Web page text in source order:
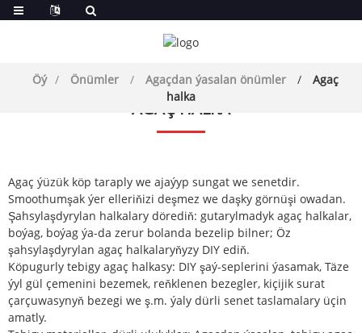
Öý Önümler Agaçdan ýasalan önümler
Agaç
halka
AGAÇ HALKA
Agaç ýüzük köp taraply we ajaýyp sungat we senetdir.
Smoothumşak ýer elleriňizi deşmez we daşky görnüşi owadan.
Şahsylaşdyrylan halkalary dörediň: gutarylmadyk agaç halkalar,
boýag, boýag ýa-da zerur bolanda bezelip bilner; Öz
şahsylaşdyrylan agaç halkalaryňyzy DIY ediň.
Köpugurly tebigy agaç halkasy: DIY şaý-seplerini ýasamak, Täze
ýyl gül çemenini bezemek, reňklenen bezegler, kiçijik surat
çarçuwasynyň bezegi we ş.m. ýaly dürli senet taslamalary üçin
amatly.